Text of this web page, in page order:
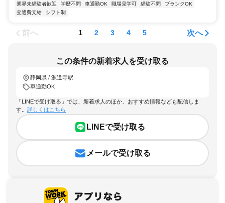
業界未経験者歓迎 学歴不問 車通勤OK 職場見学可 経験不問
ブランクOK
交通費支給
シフト制
前へ 1 2 3 4 5 次へ
この条件の新着求人を受け取る
静岡県 / 源道寺駅
車通勤OK
「LINEで受け取る」では、新着求人のほか、おすすめ情報なども配信しま
す。 詳しくはこちら
LINEで受け取る
メールで受け取る